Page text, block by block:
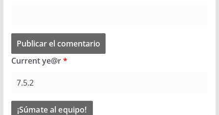
Current ye@r*
¡Súmate al equipo!